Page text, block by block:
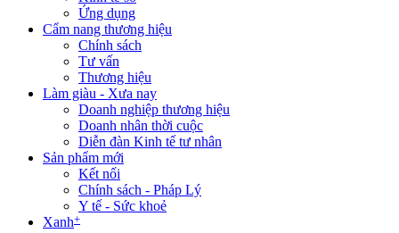
Ứng dụng
Cẩm nang thương hiệu
Chính sách
Tư vấn
Thương hiệu
Làm giàu - Xưa nay
Doanh nghiệp thương hiệu
Doanh nhân thời cuộc
Diễn đàn Kinh tế tư nhân
Sản phẩm mới
Kết nối
Chính sách - Pháp Lý
Y tế - Sức khoẻ
Xanh+